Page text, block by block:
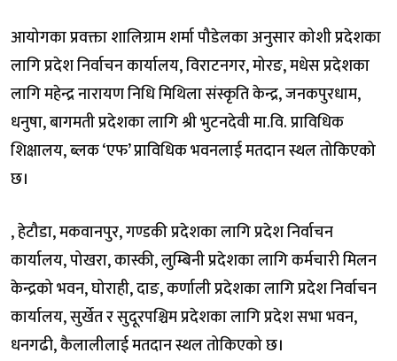
आयोगका प्रवक्ता शालिग्राम शर्मा पौडेलका अनुसार कोशी प्रदेशका
लागि प्रदेश निर्वाचन कार्यालय, विराटनगर, मोरङ, मधेस प्रदेशका
लागि महेन्द्र नारायण निधि मिथिला संस्कृति केन्द्र, जनकपुरधाम,
धनुषा, बागमती प्रदेशका लागि श्री भुटनदेवी मा.वि. प्राविधिक
शिक्षालय, ब्लक ‘एफ’ प्राविधिक भवनलाई मतदान स्थल तोकिएको
छ।
, हेटौडा, मकवानपुर, गण्डकी प्रदेशका लागि प्रदेश निर्वाचन
कार्यालय, पोखरा, कास्की, लुम्बिनी प्रदेशका लागि कर्मचारी मिलन
केन्द्रको भवन, घोराही, दाङ, कर्णाली प्रदेशका लागि प्रदेश निर्वाचन
कार्यालय, सुर्खेत र सुदूरपश्चिम प्रदेशका लागि प्रदेश सभा भवन,
धनगढी, कैलालीलाई मतदान स्थल तोकिएको छ।